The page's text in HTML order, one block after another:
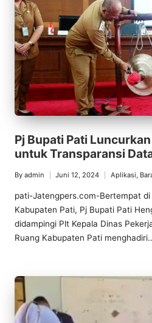
Pj Bupati Pati
untuk Transparansi
Posted
by
By admin Juni 12, 2024
Posted
in
Aplikasi,
pati-Jatengpers.com-Bertempat
Kabupaten Pati, Pj Bupati Pati
didampingi Plt Kepala Dinas
Ruang Kabupaten Pati